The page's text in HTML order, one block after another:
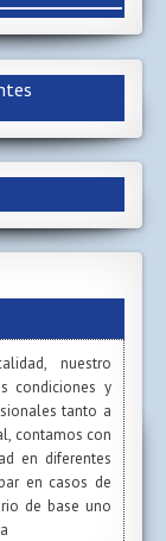
nuestro
condiciones y
tanto a
contamos con
en diferentes
en casos de
de base uno